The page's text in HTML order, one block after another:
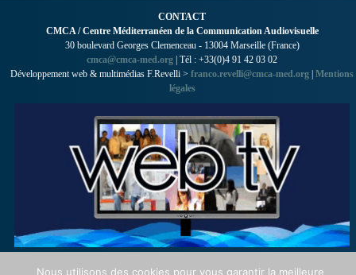
CONTACT
CMCA / Centre Méditerranéen de la Communication Audiovisuelle
30 boulevard Georges Clemenceau - 13004 Marseille (France)
cmca@cmca-med.org | Tél : +33(0)4 91 42 03 02
Développement web & multimédias F.Revelli > franco.revelli@cmca-med.org | Mentions
légales
Nous utilisons des cookies pour vous garantir la meilleure